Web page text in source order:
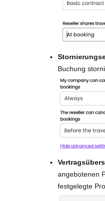
Buchung
angebotenen
festgelegte